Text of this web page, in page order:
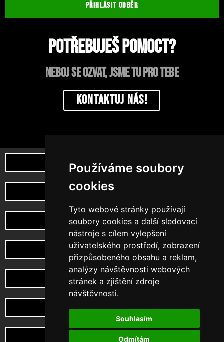
Používáme soubory
cookies
Tyto webové stránky používají
soubory cookies a další sledovací
nástroje s cílem vylepšení
uživatelského prostředí, zobrazení
přizpůsobeného obsahu a reklam,
analýzy návštěvnosti webových
stránek a zjištění zdroje
návštěvnosti.
Souhlasím
Odmítám
PŘIHLÁSIT ODBĚR
Potřebuješ pomoct?
neboj se ozvat, jsme tu pro tebe
Kontaktuj nás!
Poznej naši myšlenku
můj účet
Vrácení a reklamace zboží
Design na zakázku
Choketopus TV
CHoketopus Gym
PRAVIDLA OCHRANY A ZPRACOVÁNÍ OSOBNÍCH ÚDAJŮ